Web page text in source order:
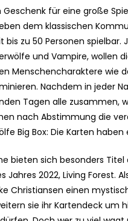
für eine große
dem klassischen
zu 50 Personen spielbar.
und Vampire, wollen
Menschencharaktere wie
Nachdem in jeder
Tagen alle zusammen,
nach Abstimmung die
Big Box: Die Karten
bieten sich besonders
Jahres 2022, Living Forest.
Christiansen einen
sie ihr Kartendeck um